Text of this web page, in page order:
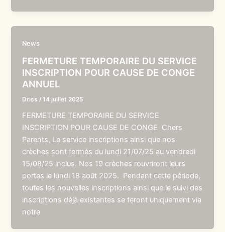
News
FERMETURE TEMPORAIRE DU SERVICE
INSCRIPTION POUR CAUSE DE CONGE
ANNUEL
Driss /14 juillet 2025
FERMETURE TEMPORAIRE DU SERVICE
INSCRIPTION POUR CAUSE DE CONGE Chers
Parents, Le service inscriptions ainsi que nos
crèches sont fermés du lundi 21/07/25 au vendredi
15/08/25 inclus. Nos 19 crèches rouvriront leurs
portes le lundi 18 août 2025. Pendant cette période,
toutes les nouvelles inscriptions ainsi que le suivi des
inscriptions déjà existantes se feront uniquement via
notre